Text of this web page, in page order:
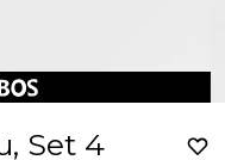
Set 4